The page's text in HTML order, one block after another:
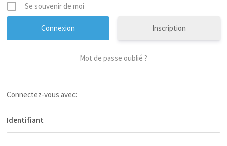
Se souvenir de moi
Inscription
Mot de passe oublié ?
Connectez-vous avec:
Identifiant